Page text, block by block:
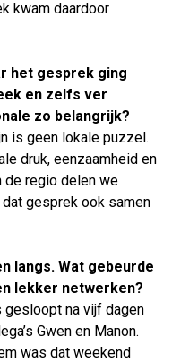
kwam daardoor
het gesprek ging
en zelfs ver
zo belangrijk?
is geen lokale puzzel.
druk, eenzaamheid en
de regio delen we
gesprek ook samen
langs. Wat gebeurde
lekker netwerken?
gesloopt na vijf dagen
Gwen en Manon.
was dat weekend